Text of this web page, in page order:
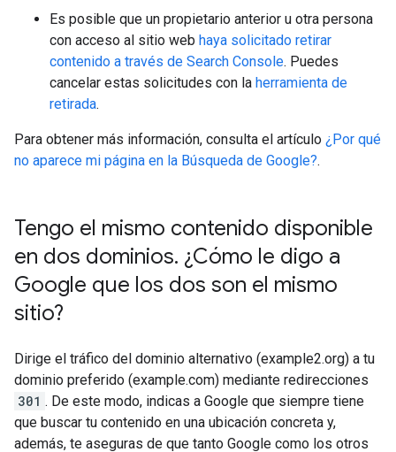
Es posible que un propietario anterior u otra persona
con acceso al sitio web haya solicitado retirar
contenido a través de Search Console. Puedes
cancelar estas solicitudes con la herramienta de
retirada.
Para obtener más información, consulta el artículo ¿Por qué
no aparece mi página en la Búsqueda de Google?.
Tengo el mismo contenido disponible
en dos dominios. ¿Cómo le digo a
Google que los dos son el mismo
sitio?
Dirige el tráfico del dominio alternativo (example2.org) a tu
dominio preferido (example.com) mediante redirecciones
301 . De este modo, indicas a Google que siempre tiene
que buscar tu contenido en una ubicación concreta y,
además, te aseguras de que tanto Google como los otros